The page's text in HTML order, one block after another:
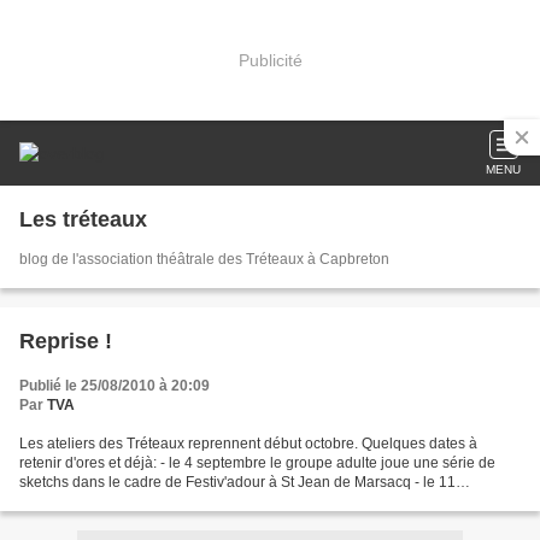
Publicité
MENU
Les tréteaux
blog de l'association théâtrale des Tréteaux à Capbreton
Reprise !
Publié le 25/08/2010 à 20:09
Par TVA
Les ateliers des Tréteaux reprennent début octobre. Quelques dates à
retenir d'ores et déjà: - le 4 septembre le groupe adulte joue une série de
sketchs dans le cadre de Festiv'adour à St Jean de Marsacq - le 11